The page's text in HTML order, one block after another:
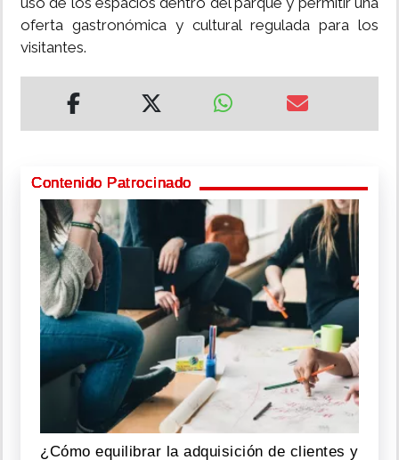
oferta gastronómica y cultural regulada para los
visitantes.
Contenido Patrocinado
¿Cómo equilibrar la adquisición de clientes y